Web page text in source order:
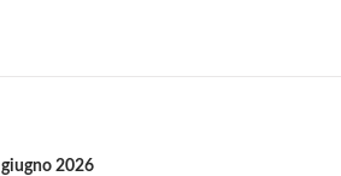
giugno 2026